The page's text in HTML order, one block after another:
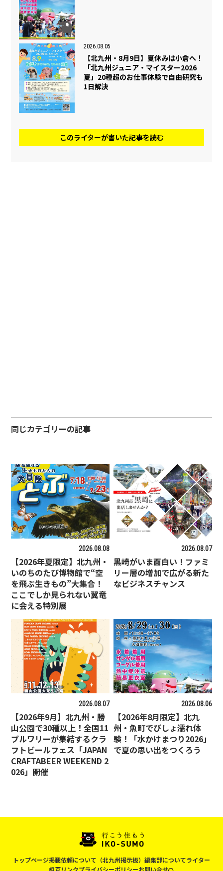
2026.08.05
【北九州・8月9日】夏休みは小倉へ！
「北九州ジュニア・マイスター2026
夏」20種超のお仕事体験で自由研究も
1日解決
このライターが書いた記事を読む
同じカテゴリーの記事
2026.08.08
【2026年夏限定】北九州・
いのちのたび博物館で“空
を飛ぶ生きもの”大集合！
ここでしか見られない翼竜
に会える特別展
2026.08.07
黒崎がいま面白い！ファミ
リー層の増加で広がる新た
なビジネスチャンス
2026.08.07
【2026年9月】北九州・勝
山公園で30種以上！全国11
ブルワリーが集結するクラ
フトビールフェス「JAPAN
CRAFTABEER WEEKEND 2
026」開催
2026.08.06
【2026年8月限定】北九
州・魚町でびしょ濡れ体
験！「水かけまつり2026」
で夏の思い出をつくろう
トップページ掲載依頼について（北九州掲示板） 編集部についてライター
相互リンクプライバシーポリシーお問い合せ